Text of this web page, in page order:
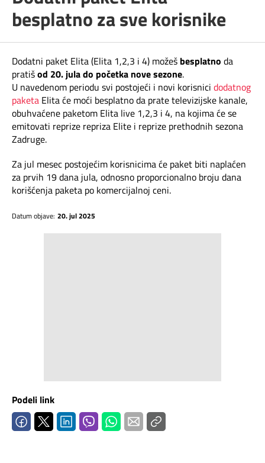
Pozivi ka inostranstvu
iris TV
TV APP
Šta da gledam?
Telefonski imenik
Samouslužni servisi
Dokumenta i uputstva
Kontakt centar
Rešavanje problema
Pokrivenost mreže
besplatno za sve korisnike
Dodatni paket Elita (Elita 1,2,3 i 4) možeš besplatno da
pratišod 20. jula do početka nove sezone.
U navedenom periodu svi postojeći i novi korisnici dodatnog
paketa Elita će moći besplatno da prate televizijske kanale,
obuhvaćene paketom Elita live 1,2,3 i 4, na kojima će se
emitovati reprize repriza Elite i reprize prethodnih sezona
Zadruge.
Za jul mesec postojećim korisnicima će paket biti naplaćen
za prvih 19 dana jula, odnosno proporcionalno broju dana
korišćenja paketa po komercijalnoj ceni.
Datum objave: 20. jul 2025
Podeli link